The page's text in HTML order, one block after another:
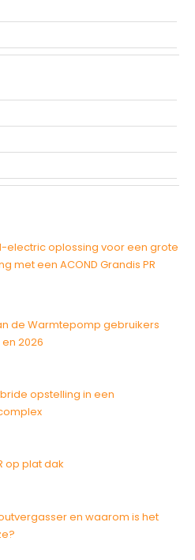
electric oplossing voor een grote
met een ACOND Grandis PR
de Warmtepomp gebruikers
2026
opstelling in een
op plat dak
en waarom is het